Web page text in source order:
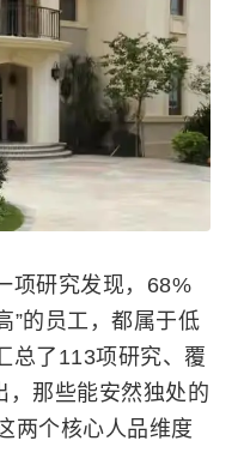
项研究发现，68%
”的员工，都属于低
总了113项研究、覆
，那些能安然独处的
两个核心人品维度